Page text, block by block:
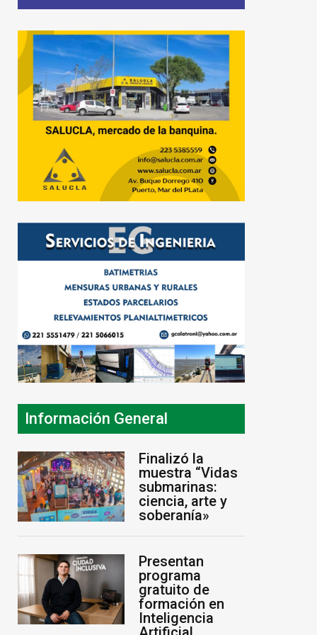
Información General
Finalizó la
muestra “Vidas
submarinas:
ciencia, arte y
soberanía»
Presentan
programa
gratuito de
formación en
Inteligencia